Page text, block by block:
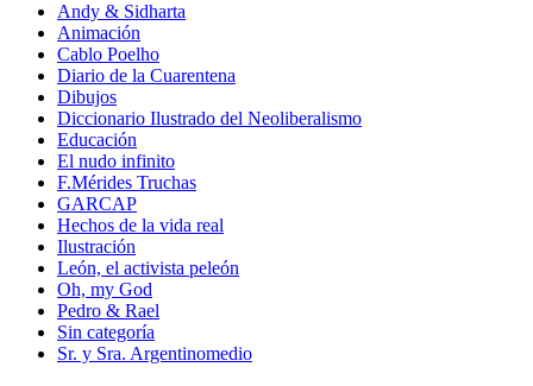
Andy & Sidharta
Animación
Cablo Poelho
Diario de la Cuarentena
Dibujos
Diccionario Ilustrado del Neoliberalismo
Educación
El nudo infinito
F.Mérides Truchas
GARCAP
Hechos de la vida real
Ilustración
León, el activista peleón
Oh, my God
Pedro & Rael
Sin categoría
Sr. y Sra. Argentinomedio